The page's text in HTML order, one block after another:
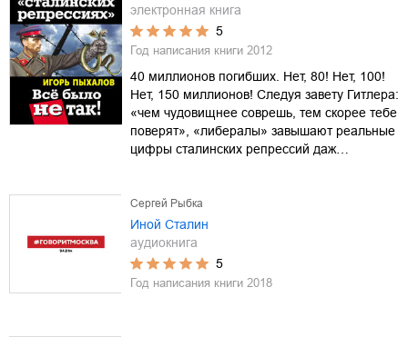
электронная книга
5
Год написания книги 2012
40 миллионов погибших. Нет, 80! Нет, 100!
Нет, 150 миллионов! Следуя завету Гитлера:
«чем чудовищнее соврешь, тем скорее тебе
поверят», «либералы» завышают реальные
цифры сталинских репрессий даж…
Сергей Рыбка
Иной Сталин
аудиокнига
5
Год написания книги 2018